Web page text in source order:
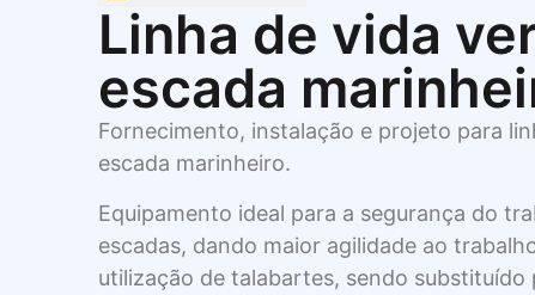
Linha de vida
escada
Fornecimento, instalação e projeto para
escada marinheiro.
Equipamento ideal para a segurança do
escadas, dando maior agilidade ao
utilização de talabartes, sendo substituído